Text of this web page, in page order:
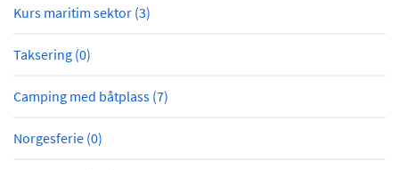
Kurs maritim sektor (3)
Taksering (0)
Camping med båtplass (7)
Norgesferie (0)